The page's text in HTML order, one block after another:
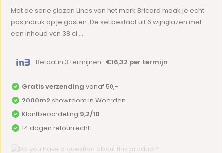
Met de serie glazen Lines van het merk Bricard maak je echt
pas indruk op je gasten. De set bestaat uit 6 wijnglazen met
een inhoud van 38 cl....
Betaal in 3 termijnen: €16,32 per termijn
Gratis verzending vanaf 50,-
2000m2 showroom in Woerden
Klantbeoordeling 9,2/10
14 dagen retourrecht